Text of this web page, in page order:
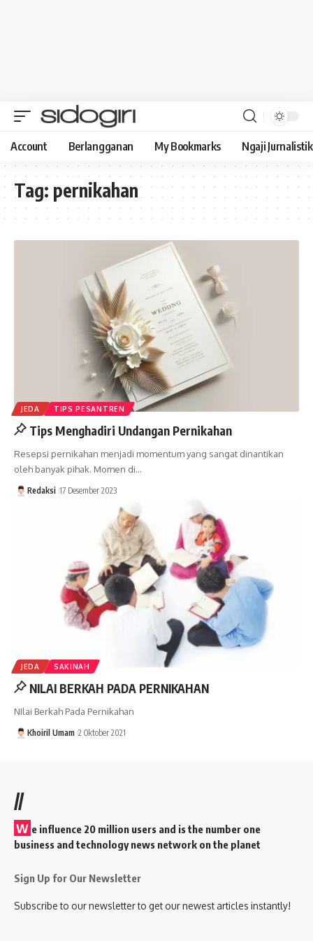
Account Berlangganan My Bookmarks Ngaji Jurnalistik
Tag: pernikahan
JEDA TIPS PESANTREN
Tips Menghadiri Undangan Pernikahan
Resepsi pernikahan menjadi momentum yang sangat dinantikan
oleh banyak pihak. Momen di…
Redaksi 17 Desember 2023
JEDA SAKINAH
NILAI BERKAH PADA PERNIKAHAN
NIlai Berkah Pada Pernikahan
Khoiril Umam 2 Oktober 2021
//
W e influence 20 million users and is the number one
business and technology news network on the planet
Sign Up for Our Newsletter
Subscribe to our newsletter to get our newest articles instantly!